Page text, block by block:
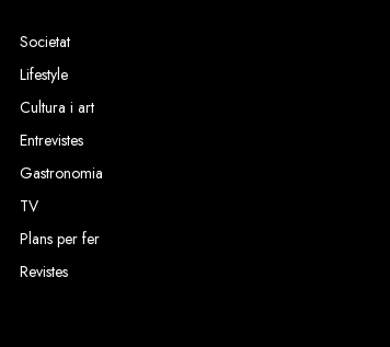
Societat
Lifestyle
Cultura i art
Entrevistes
Gastronomia
TV
Plans per fer
Revistes